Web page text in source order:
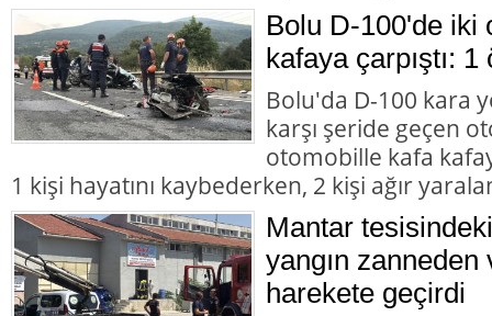
Bolu D-100'de iki
kafaya çarpıştı: 1
Bolu'da D-100 kara
karşı şeride geçen
otomobille kafa
1 kişi hayatını kaybederken, 2 kişi ağır
Mantar
yangın
harekete geçirdi